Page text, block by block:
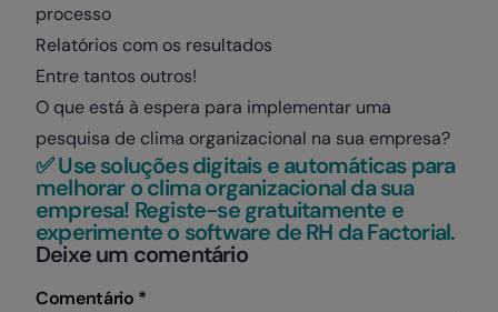
processo
Relatórios com os resultados
Entre tantos outros!
O que está à espera para implementar uma
pesquisa de clima organizacional na sua empresa?
✅ Use soluções digitais e automáticas para
melhorar o clima organizacional da sua
empresa! Registe-se gratuitamente e
experimente o software de RH da Factorial.
Deixe um comentário
Comentário *